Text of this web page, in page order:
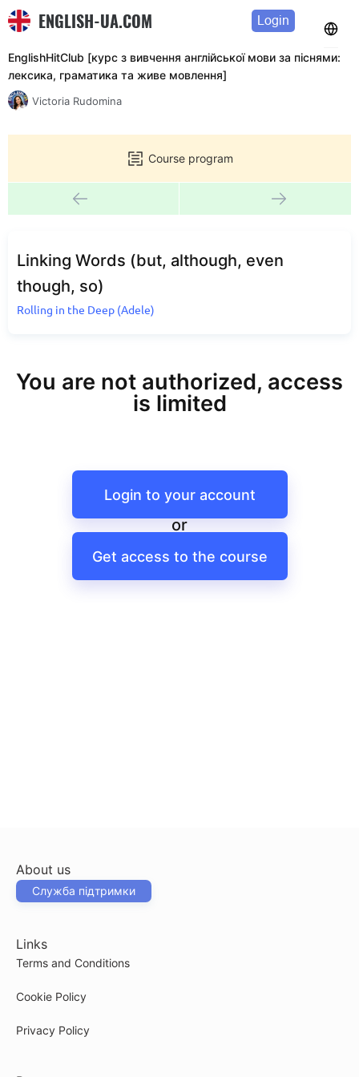
ENGLISH-UA.COM Login
EnglishHitClub [курс з вивчення англійської мови за піснями:
лексика, граматика та живе мовлення]
Victoria Rudomina
Course program
Linking Words (but, although, even
though, so)
Rolling in the Deep (Adele)
You are not authorized, access
is limited
Login to your account
or
Get access to the course
About us
Служба підтримки
Links
Terms and Conditions
Cookie Policy
Privacy Policy